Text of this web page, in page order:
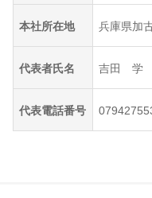
本社所在地 兵庫県加
代表者氏名 吉田 学
代表電話番号